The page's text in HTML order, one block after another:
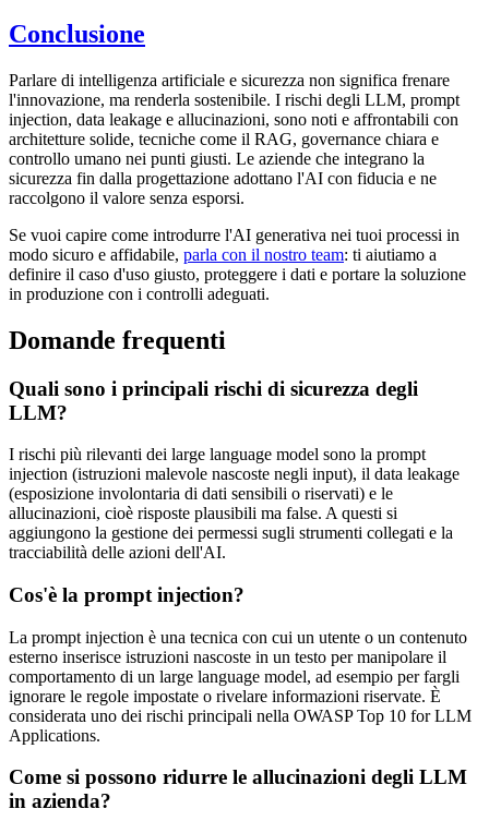
Conclusione
Parlare di intelligenza artificiale e sicurezza non significa frenare
l'innovazione, ma renderla sostenibile. I rischi degli LLM, prompt
injection, data leakage e allucinazioni, sono noti e affrontabili con
architetture solide, tecniche come il RAG, governance chiara e
controllo umano nei punti giusti. Le aziende che integrano la
sicurezza fin dalla progettazione adottano l'AI con fiducia e ne
raccolgono il valore senza esporsi.
Se vuoi capire come introdurre l'AI generativa nei tuoi processi in
modo sicuro e affidabile, parla con il nostro team: ti aiutiamo a
definire il caso d'uso giusto, proteggere i dati e portare la soluzione
in produzione con i controlli adeguati.
Domande frequenti
Quali sono i principali rischi di sicurezza degli
LLM?
I rischi più rilevanti dei large language model sono la prompt
injection (istruzioni malevole nascoste negli input), il data leakage
(esposizione involontaria di dati sensibili o riservati) e le
allucinazioni, cioè risposte plausibili ma false. A questi si
aggiungono la gestione dei permessi sugli strumenti collegati e la
tracciabilità delle azioni dell'AI.
Cos'è la prompt injection?
La prompt injection è una tecnica con cui un utente o un contenuto
esterno inserisce istruzioni nascoste in un testo per manipolare il
comportamento di un large language model, ad esempio per fargli
ignorare le regole impostate o rivelare informazioni riservate. È
considerata uno dei rischi principali nella OWASP Top 10 for LLM
Applications.
Come si possono ridurre le allucinazioni degli LLM
in azienda?